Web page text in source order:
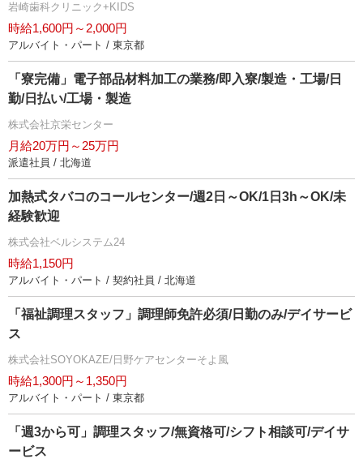
崎歯科クリニック+KIDS
時給1,600円～2,000円
アルバイト・パート / 東京都
「寮完備」電子部品材料加工の業務/即入寮/製造・工場/日
勤/日払い/工場・製造
株式会社京栄センター
月給20万円～25万円
派遣社員 / 北海道
加熱式タバコのコールセンター/週2日～OK/1日3h～OK/未
経験歓迎
株式会社ベルシステム24
時給1,150円
アルバイト・パート / 契約社員 / 北海道
「福祉調理スタッフ」調理師免許必須/日勤のみ/デイサービ
ス
株式会社SOYOKAZE/日野ケアセンターそよ風
時給1,300円～1,350円
アルバイト・パート / 東京都
「週3から可」調理スタッフ/無資格可/シフト相談可/デイサ
ービス